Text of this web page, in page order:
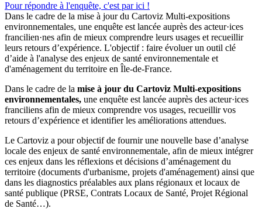
Pour répondre à l'enquête, c'est par ici !
Dans le cadre de la mise à jour du Cartoviz Multi-expositions
environnementales, une enquête est lancée auprès des acteur·ices
francilien·nes afin de mieux comprendre leurs usages et recueillir
leurs retours d’expérience. L'objectif : faire évoluer un outil clé
d’aide à l'analyse des enjeux de santé environnementale et
d'aménagement du territoire en Île-de-France.
Dans le cadre de la mise à jour du Cartoviz Multi-expositions
environnementales, une enquête est lancée auprès des acteur·ices
franciliens afin de mieux comprendre vos usages, recueillir vos
retours d’expérience et identifier les améliorations attendues.
Le Cartoviz a pour objectif de fournir une nouvelle base d’analyse
locale des enjeux de santé environnementale, afin de mieux intégrer
ces enjeux dans les réflexions et décisions d’aménagement du
territoire (documents d'urbanisme, projets d'aménagement) ainsi que
dans les diagnostics préalables aux plans régionaux et locaux de
santé publique (PRSE, Contrats Locaux de Santé, Projet Régional
de Santé…).